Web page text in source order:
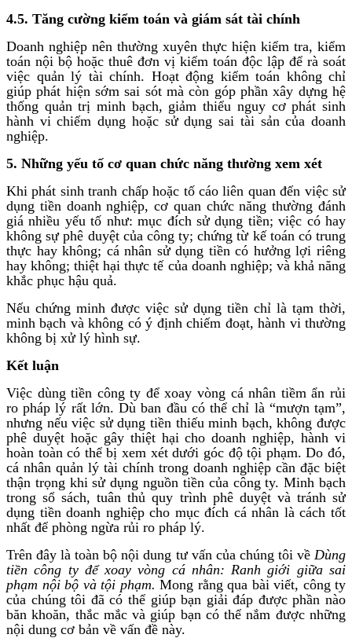
4.5. Tăng cường kiểm toán và giám sát tài chính
Doanh nghiệp nên thường xuyên thực hiện kiểm tra, kiểm
toán nội bộ hoặc thuê đơn vị kiểm toán độc lập để rà soát
việc quản lý tài chính. Hoạt động kiểm toán không chỉ
giúp phát hiện sớm sai sót mà còn góp phần xây dựng hệ
thống quản trị minh bạch, giảm thiểu nguy cơ phát sinh
hành vi chiếm dụng hoặc sử dụng sai tài sản của doanh
nghiệp.
5. Những yếu tố cơ quan chức năng thường xem xét
Khi phát sinh tranh chấp hoặc tố cáo liên quan đến việc sử
dụng tiền doanh nghiệp, cơ quan chức năng thường đánh
giá nhiều yếu tố như: mục đích sử dụng tiền; việc có hay
không sự phê duyệt của công ty; chứng từ kế toán có trung
thực hay không; cá nhân sử dụng tiền có hưởng lợi riêng
hay không; thiệt hại thực tế của doanh nghiệp; và khả năng
khắc phục hậu quả.
Nếu chứng minh được việc sử dụng tiền chỉ là tạm thời,
minh bạch và không có ý định chiếm đoạt, hành vi thường
không bị xử lý hình sự.
Kết luận
Việc dùng tiền công ty để xoay vòng cá nhân tiềm ẩn rủi
ro pháp lý rất lớn. Dù ban đầu có thể chỉ là “mượn tạm”,
nhưng nếu việc sử dụng tiền thiếu minh bạch, không được
phê duyệt hoặc gây thiệt hại cho doanh nghiệp, hành vi
hoàn toàn có thể bị xem xét dưới góc độ tội phạm. Do đó,
cá nhân quản lý tài chính trong doanh nghiệp cần đặc biệt
thận trọng khi sử dụng nguồn tiền của công ty. Minh bạch
trong sổ sách, tuân thủ quy trình phê duyệt và tránh sử
dụng tiền doanh nghiệp cho mục đích cá nhân là cách tốt
nhất để phòng ngừa rủi ro pháp lý.
Trên đây là toàn bộ nội dung tư vấn của chúng tôi về Dùng
tiền công ty để xoay vòng cá nhân: Ranh giới giữa sai
phạm nội bộ và tội phạm. Mong rằng qua bài viết, công ty
của chúng tôi đã có thể giúp bạn giải đáp được phần nào
băn khoăn, thắc mắc và giúp bạn có thể nắm được những
nội dung cơ bản về vấn đề này.